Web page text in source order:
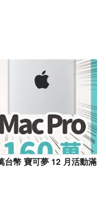
台幣 寶可夢 12 月活動滿